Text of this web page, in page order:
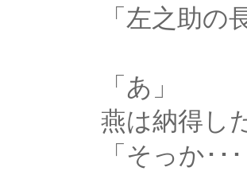
助の長屋。も
」
得したよう
か･･････じゃ